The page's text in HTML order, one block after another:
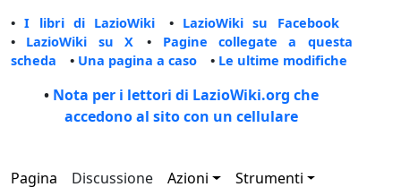
•I libri di LazioWiki • LazioWiki su Facebook
• LazioWiki su X • Pagine collegate a questa
scheda • Una pagina a caso • Le ultime modifiche
• Nota per i lettori di LazioWiki.org che
accedono al sito con un cellulare
Pagina Discussione Azioni Strumenti